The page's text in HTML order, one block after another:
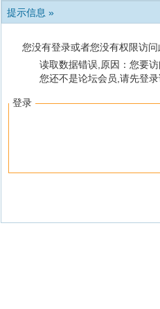
提示信息 »
您没有登录或者您没有权限访
读取数据错误,原因：您要
您还不是论坛会员,请先登
登录